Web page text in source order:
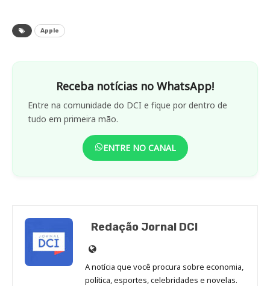
Apple
Receba notícias no WhatsApp!
Entre na comunidade do DCI e fique por dentro de
tudo em primeira mão.
ENTRE NO CANAL
Redação Jornal DCI
Site
de
Redação
A notícia que você procura sobre economia,
política, esportes, celebridades e novelas.